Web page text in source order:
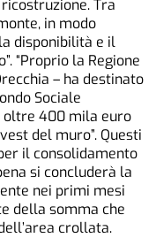
Tra
in modo
disponibilità e il
“Proprio la Regione
– ha destinato
Sociale
oltre 400 mila euro
del muro”. Questi
il consolidamento
si concluderà la
nei primi mesi
della somma che
crollata.